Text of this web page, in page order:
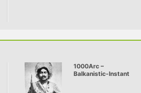
1000Arc –
Balkanistic-Instant